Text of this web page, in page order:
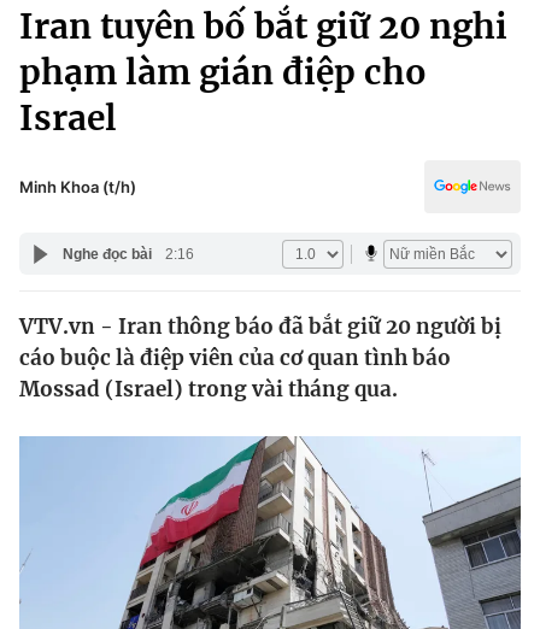
Chuyên mục
Chính trị
Xã hội
Pháp luật
Y tế
Thế giới
Tin tức
Thế giới đó đây
Câu chuyện quốc tế
Kinh tế
Góc doanh nghiệp
Dữ liệu và đời sống
Truyền hình
Phim VTV
Kinh tế
Thể thao
Truyền hình
Văn hóa - Giải trí
Công nghệ
Iran tuyên bố bắt giữ 20 nghi
phạm làm gián điệp cho
Israel
Minh Khoa (t/h)
Nghe đọc bài 2:16
VTV.vn - Iran thông báo đã bắt giữ 20 người bị
cáo buộc là điệp viên của cơ quan tình báo
Mossad (Israel) trong vài tháng qua.